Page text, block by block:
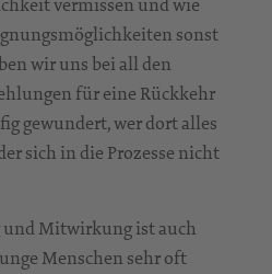
sonst
wir uns bei all den
für eine Rückkehr
gewundert, wer dort alles
sich in die Prozesse nicht
Mitwirkung ist auch
Menschen sehr oft